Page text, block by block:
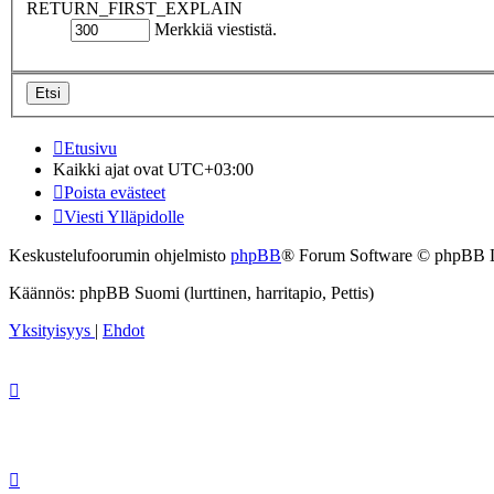
RETURN_FIRST_EXPLAIN
Merkkiä viestistä.
Etusivu
Kaikki ajat ovat UTC+03:00
Poista evästeet
Viesti Ylläpidolle
Keskustelufoorumin ohjelmisto phpBB® Forum Software © phpBB
Käännös: phpBB Suomi (lurttinen, harritapio, Pettis)
Yksityisyys | Ehdot